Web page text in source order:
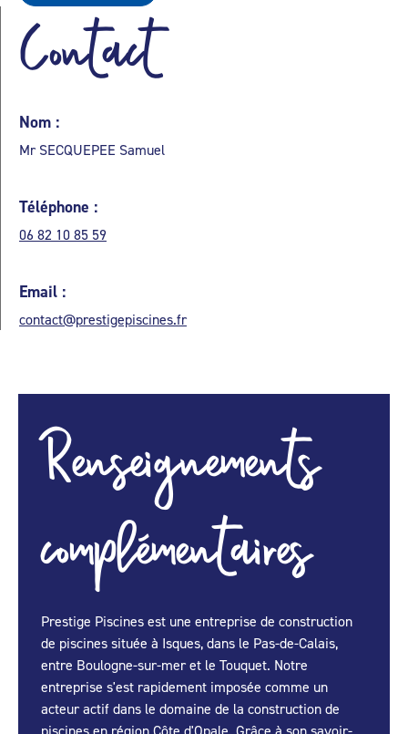
Contact
Nom :
Mr SECQUEPEE Samuel
Téléphone :
06 82 10 85 59
Email :
contact@prestigepiscines.fr
Renseignements
complémentaires
Prestige Piscines est une entreprise de construction
de piscines située à Isques, dans le Pas-de-Calais,
entre Boulogne-sur-mer et le Touquet. Notre
entreprise s'est rapidement imposée comme un
acteur actif dans le domaine de la construction de